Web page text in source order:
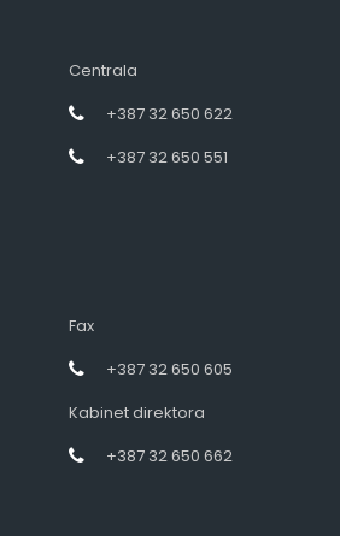
Centrala
+387 32 650 622
+387 32 650 551
Fax
+387 32 650 605
Kabinet direktora
+387 32 650 662